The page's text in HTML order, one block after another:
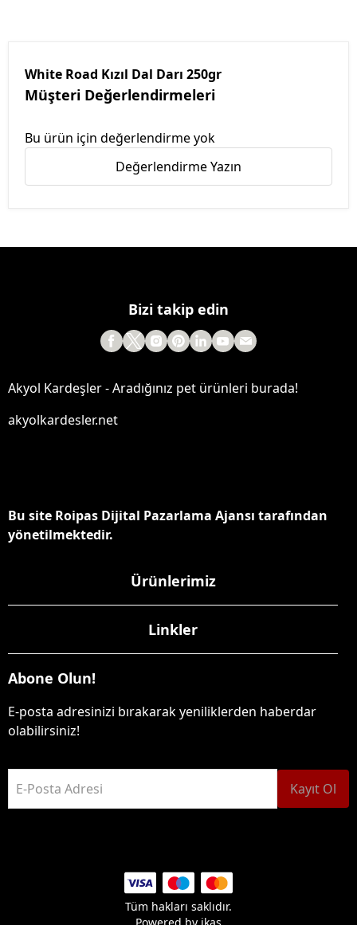
White Road Kızıl Dal Darı 250gr
Müşteri Değerlendirmeleri
Bu ürün için değerlendirme yok
Değerlendirme Yazın
Bizi takip edin
Akyol Kardeşler - Aradığınız pet ürünleri burada!
akyolkardesler.net
Bu site Roipas Dijital Pazarlama Ajansı tarafından
yönetilmektedir.
Ürünlerimiz
Linkler
Abone Olun!
E-posta adresinizi bırakarak yeniliklerden haberdar
olabilirsiniz!
E-Posta Adresi Kayıt Ol
Tüm hakları saklıdır.